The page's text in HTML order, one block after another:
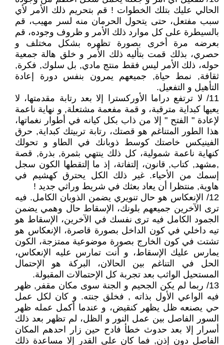
الحالي عليك بتلك الخطوات ! قم بتحريم ذلك الأمر لأي
سبب مفتعل، حتى يتحول الحرمان منه لسر مهيب، قم
بالسيطرة على كل موارد ذلك الأمر و ظروف وجوده، قم
بعرضه مرة أخرى بصورة تظهره بشكل مختلف و
حصري، بذلك قمت بتأليه ذلك الأمر و خلق هالة جمعية
حوله، ذلك الأمر ليس فقط منتج مادي, بل سلوك, فكرة,
ثقافة, نمط حياة, جميعهم يمرون بنفس دورة إعادة
التأهيل و التفعيل.
11/ لا ترتفع دراما الأوركسترا إلا بعد رتابة مقدمتها، لا
يعيها كبداية مترقبة، و قمة مفعمة مشتعلة, و نهاية ناعمة
لإعادة " الفتح " إلا من ذاب بكل كيانه في أطوار نغماتها،
هذا الطور المتناغم هو قصتك، رتابة تربيتك كبداية, حرق
الفينيكس خاصتك كوسط ذوبانك في الطاو و تحولك
كنهاية ناعمة شمولية، كل ذلك ينتهي بثمرة, بذرة, قصة
,مشهد, كتاب, قانون، إلتفاتة، إذ ما إلتقطها الكون سجل
إسمك من الأحياء. غير ذلك الكل يحترق كهشيم في
هاوية, منتظرا أن يعاد بعثك في شريط وراثي جديد !
12/ الإنعكاس هو حال تنويري يضمن الذوبان الكامل. فيه
ترى الآخرين جميعهم بلونك، الإسقاط حال وهمي يضمن
الجمود الكامل فيه ترى نفسك في الآخرين، الإسقاط هو
تيه داخلي في كون الداخل بصورة قاصرة، الإنعكاس هو
تشتت في كون الخارج بصورة موضوعية ممتزجة، الكون
يمارس عليك الإسقاط، و أنت تمارس عليه الإنعكاس،
الحل في التناغم بين الحالان، البركة هو الإحتمال
المستحيل الواثب بعد تجربة كل الإحتمالات المقبولة.
13/ ربما لم يكن الجحيم و الجنة سوى مكان مقفر, ظهر
فيه الواعي الأول بذاته , فخلق جنته. و كان لكل عمل
حي يصنعه ظل يظهر كنقيض، و عندما أكمل عمله ظهر
السور الفاصل بين عمل النور و الظل، لم تظهر بعد ذلك
أسرار إلا بعد حدوث خطأ فادح حين زار احدهم المكان
الفاصل دون إذن, فما كان على القدر إلا مساعدة ذلك